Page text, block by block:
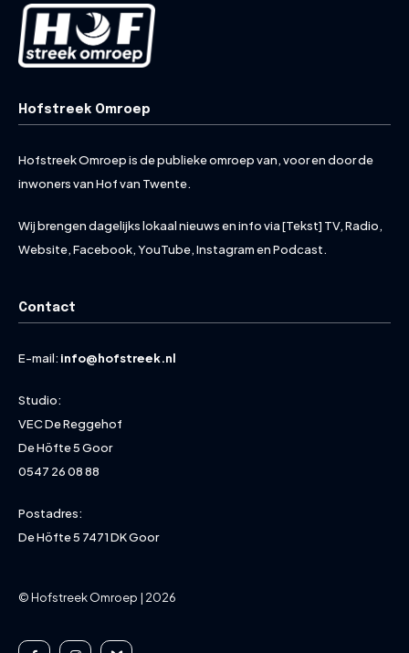
Hofstreek Omroep
Hofstreek Omroep is de publieke omroep van, voor en door de
inwoners van Hof van Twente.
Wij brengen dagelijks lokaal nieuws en info via [Tekst] TV, Radio,
Website, Facebook, YouTube, Instagram en Podcast.
Contact
E-mail: info@hofstreek.nl
Studio:
VEC De Reggehof
De Höfte 5 Goor
0547 26 08 88
Postadres:
De Höfte 5 7471 DK Goor
© Hofstreek Omroep | 2026